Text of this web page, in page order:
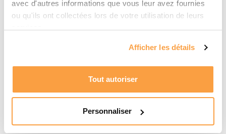
avec d'autres informations que vous leur avez fournies
ou qu'ils ont collectées lors de votre utilisation de leurs
Afficher les détails
Tout autoriser
Personnaliser
appareil dentaire, mieux vaut alors se tourner vers
un appareil fixe
classique (bagues).